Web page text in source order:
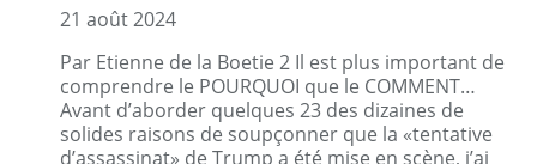
21 août 2024
Par Etienne de la Boetie 2 Il est plus important de
comprendre le POURQUOI que le COMMENT…
Avant d’aborder quelques 23 des dizaines de
solides raisons de soupçonner que la «tentative
d’assassinat» de Trump a été mise en scène, j’ai